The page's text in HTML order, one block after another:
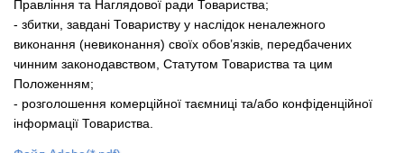
Правління та Наглядової ради Товариства;
- збитки, завдані Товариству у наслідок неналежного
виконання (невиконання) своїх обов’язків, передбачених
чинним законодавством, Статутом Товариства та цим
Положенням;
- розголошення комерційної таємниці та/або конфіденційної
інформації Товариства.